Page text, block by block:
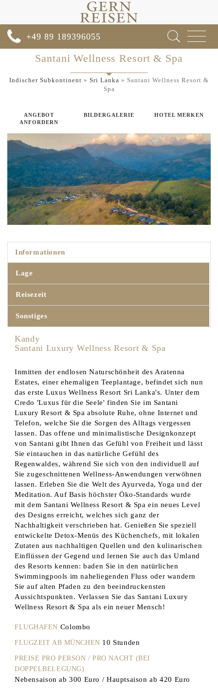
Toggle
+49 89 189396055
Santani Wellness Resort & Spa
Indischer Subkontinent » Sri Lanka » Santani Wellness Resort &
Spa
ANGEBOT
ANFORDERN
BILDERGALERIE HOTEL MERKEN
Informationen
Lage
Reisezeit
Sonstiges
Kandy
Santani Luxury Wellness Resort & Spa
Inmitten der endlosen Naturschönheit des Aratenna
Estates, einer ehemaligen Teeplantage, befindet sich nun
das erste Luxus Wellness Resort Sri Lanka's. Unter dem
Credo 'Luxus für die Seele' finden Sie im Santani
Luxury Resort & Spa absolute Ruhe, ohne Internet und
Telefon, welche Sie die Sorgen des Alltags vergessen
lassen. Das offene und minimalistische Designkonzept
von Santani gibt Ihnen das Gefühl von Freiheit und lässt
Sie eintauchen in das natürliche Gefühl des
Regenwaldes, während Sie sich von den individuell auf
Sie zugeschnittenen Wellness-Anwendungen verwöhnen
lassen. Erleben Sie die Welt des Ayurveda, Yoga und der
Meditation. Auf Basis höchster Öko-Standards wurde
mit dem Santani Wellness Resort & Spa ein neues Level
des Designs erreicht, welches sich ganz der
Nachhaltigkeit verschrieben hat. Genießen Sie speziell
entwickelte Detox-Menüs des Küchenchefs, mit lokalen
Zutaten aus nachhaltigen Quellen und den kulinarischen
Einflüssen der Gegend und lernen Sie auch das Umland
des Resorts kennen: baden Sie in den natürlichen
Swimmingpools im naheliegenden Fluss oder wandern
Sie auf alten Pfaden zu den beeindruckensten
Aussichtspunkten. Verlassen Sie das Santani Luxury
Wellness Resort & Spa als ein neuer Mensch!
FLUGHAFEN Colombo
FLUGZEIT AB MÜNCHEN 10 Stunden
PREISE PRO PERSON / PRO NACHT (BEI
DOPPELBELEGUNG)
Nebensaison ab 300 Euro / Hauptsaison ab 420 Euro